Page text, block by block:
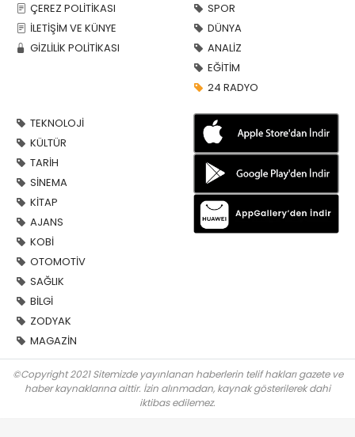
ÇEREZ POLİTİKASI
İLETİŞİM VE KÜNYE
GİZLİLİK POLİTİKASI
SPOR
DÜNYA
ANALİZ
EĞİTİM
24 RADYO
TEKNOLOJİ
KÜLTÜR
TARİH
SİNEMA
KİTAP
AJANS
KOBİ
OTOMOTİV
SAĞLIK
BİLGİ
ZODYAK
MAGAZİN
©Copyright 2021 Sitemizde yayınlanan haberlerin telif hakları gazete ve
haber kaynaklarına aittir. İzin alınmadan, kaynak gösterilerek dahi
iktibas edilemez.